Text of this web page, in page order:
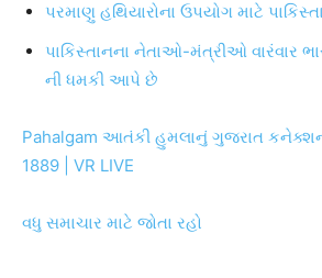
પરમાણુ હથિયારોના ઉપયોગ માટે
પાકિસ્તાનના નેતાઓ-મંત્રીઓ વારંવાર
ની ધમકી આપે છે
Pahalgam આતંકી હુમલાનું ગુજરાત
1889 | VR LIVE
વધુ સમાચાર માટે જોતા રહો